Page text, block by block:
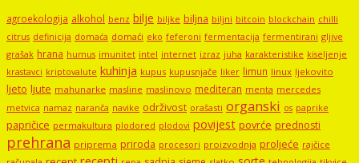
agroekologija alkohol benz bilje biljke biljna biljni bitcoin blockchain chilli
citrus definicija domaća domaći eko feferoni fermentacija fermentirani gljive
grašak hrana humus imunitet intel internet izraz juha karakteristike kiseljenje
krastavci kriptovalute kuhinja kupus kupusnjače liker limun linux ljekovito
ljeto ljute mahunarke masline maslinovo mediteran menta mercedes
metvica namaz naranča navike održivost orašasti organski os paprike
papričice permakultura plodored plodovi povijest povrće prednosti
prehrana priprema priroda procesori proizvodnja proljeće rajčice